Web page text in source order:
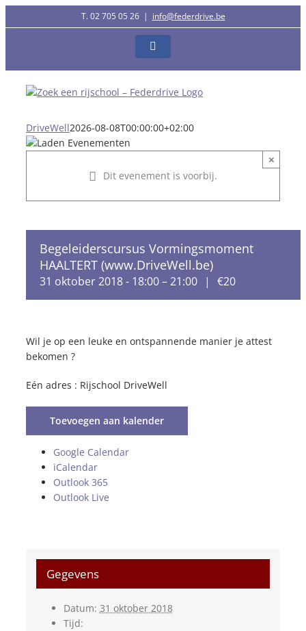
naar
T. 02 705 05 26 | info@federdrive.be
Facebook
DriveWell2026-08-08T00:00:00+02:00
Dit evenement is voorbij.
×
Begeleiderscursus Vormingsmoment
HAALTERT (www.DriveWell.be)
31 oktober 2018 - 18:00–21:00 | €20
Wil je op een leuke en ontspannende manier je attest
bekomen ?
Eén adres : Rijschool DriveWell
Toevoegen aan kalender
Google Calendar
iCalendar
Outlook 365
Outlook Live
Gegevens
Datum: 31 oktober 2018
Tijd: